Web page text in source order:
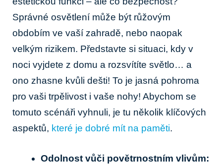
⁢Správné osvětlení může být růžovým
obdobím ve vaší ⁣zahradě, nebo naopak
velkým rizikem. Představte si ⁤situaci, ⁤kdy v
noci vyjdete ⁤z domu a rozsvítíte světlo… a
ono zhasne⁣ kvůli⁣ dešti! To je jasná pohroma‌
pro vaši trpělivost i vaše nohy! Abychom se
tomuto scénáři vyhnuli, je tu několik​ klíčových
‍aspektů,‌ které je dobré mít na paměti.
Odolnost vůči ⁣povětrnostním vlivům: